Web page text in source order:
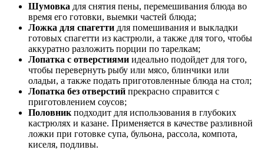
Шумовка для снятия пены, перемешивания блюда во
время его готовки, выемки частей блюда;
Ложка для спагетти для помешивания и выкладки
готовых спагетти из кастрюли, а также для того, чтобы
аккуратно разложить порции по тарелкам;
Лопатка с отверстиями идеально подойдет для того,
чтобы перевернуть рыбу или мясо, блинчики или
оладьи, а также подать приготовленные блюда на стол;
Лопатка без отверстий прекрасно справится с
приготовлением соусов;
Половник подходит для использования в глубоких
кастрюлях и казане. Применяется в качестве разливной
ложки при готовке супа, бульона, рассола, компота,
киселя, подливы.